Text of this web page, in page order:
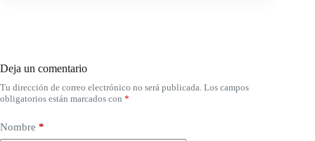
Deja un comentario
Tu dirección de correo electrónico no será publicada. Los campos
obligatorios están marcados con *
Nombre *